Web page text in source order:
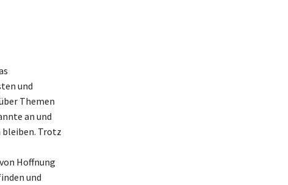
und
Themen
an und
bleiben. Trotz
Hoffnung
und